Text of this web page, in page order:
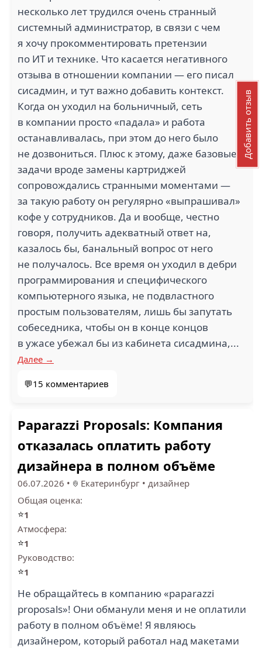
несколько лет трудился очень странный
системный администратор, в связи с чем
я хочу прокомментировать претензии
по ИТ и технике. Что касается негативного
отзыва в отношении компании — его писал
сисадмин, и тут важно добавить контекст.
Когда он уходил на больничный, сеть
в компании просто «падала» и работа
останавливалась, при этом до него было
не дозвониться. Плюс к этому, даже базовые
задачи вроде замены картриджей
сопровождались странными моментами —
за такую работу он регулярно «выпрашивал»
кофе у сотрудников. Да и вообще, честно
говоря, получить адекватный ответ на,
казалось бы, банальный вопрос от него
не получалось. Все время он уходил в дебри
программирования и специфического
компьютерного языка, не подвластного
простым пользователям, лишь бы запутать
собеседника, чтобы он в конце концов
в ужасе убежал бы из кабинета сисадмина,...
Далее →
💬15 комментариев
Paparazzi Proposals: Компания
отказалась оплатить работу
дизайнера в полном объёме
06.07.2026 • Екатеринбург • дизайнер
Общая оценка:
⭐1
Атмосфера:
⭐1
Руководство:
⭐1
Не обращайтесь в компанию «paparazzi
proposals»! Они обманули меня и не оплатили
работу в полном объёме! Я являюсь
дизайнером, который работал над макетами
Добавить отзыв